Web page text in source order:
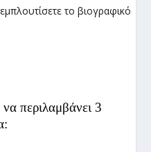
περιλαμβάνει 3